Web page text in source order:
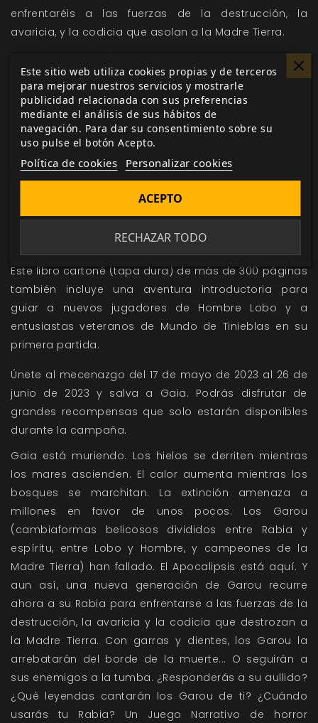
enfrentaréis a las fuerzas de la destrucción, la
avaricia, y la codicia que asolan a la Madre Tierra.
Utiliza la 5ª edición del Sistema Narrativo para crear
tus crónicas en el Mundo de Tinieblas.
Incluye todo lo que necesitas para crear tu propio
personaje o guiar a tu grupo de juego mientras
explora sus nuevas Formas.
Como hombre lobo, construye tu leyenda, pelea por
Renombre y lucha por recuperar lo que se ha perdido.
jugadores las exploren y los Narradores las utilicen.
Este libro cartoné (tapa dura) de más de 300 páginas
también incluye una aventura introductoria para
guiar a nuevos jugadores de Hombre Lobo y a
entusiastas veteranos de Mundo de Tinieblas en su
primera partida.
Únete al mecenazgo del 17 de mayo de 2023 al 26 de
junio de 2023 y salva a Gaia. Podrás disfrutar de
grandes recompensas que solo estarán disponibles
durante la campaña.
Gaia está muriendo. Los hielos se derriten mientras
los mares ascienden. El calor aumenta mientras los
bosques se marchitan. La extinción amenaza a
millones en favor de unos pocos. Los Garou
(cambiaformas belicosos divididos entre Rabia y
espíritu, entre Lobo y Hombre, y campeones de la
Madre Tierra) han fallado. El Apocalipsis está aquí. Y
aun así, una nueva generación de Garou recurre
ahora a su Rabia para enfrentarse a las fuerzas de la
destrucción, la avaricia y la codicia que destrozan a
la Madre Tierra. Con garras y dientes, los Garou la
arrebatarán del borde de la muerte... O seguirán a
sus enemigos a la tumba. ¿Responderás a su aullido?
¿Qué leyendas cantarán los Garou de ti? ¿Cuándo
usarás tu Rabia? Un Juego Narrativo de horror
Este sitio web utiliza cookies propias y de terceros
para mejorar nuestros servicios y mostrarle
publicidad relacionada con sus preferencias
mediante el análisis de sus hábitos de
navegación. Para dar su consentimiento sobre su
uso pulse el botón Acepto.
Política de cookies Personalizar cookies
RECHAZAR TODO
ACEPTO